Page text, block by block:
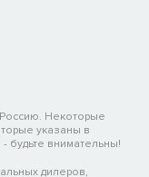
Некоторые
указаны в
будьте внимательны!
дилеров,